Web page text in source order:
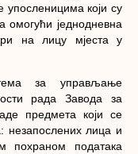
упосленицима који су
омогући једнодневна
на лицу мјеста у
за управљање
рада Завода за
предмета који се
незапослених лица и
похраном података